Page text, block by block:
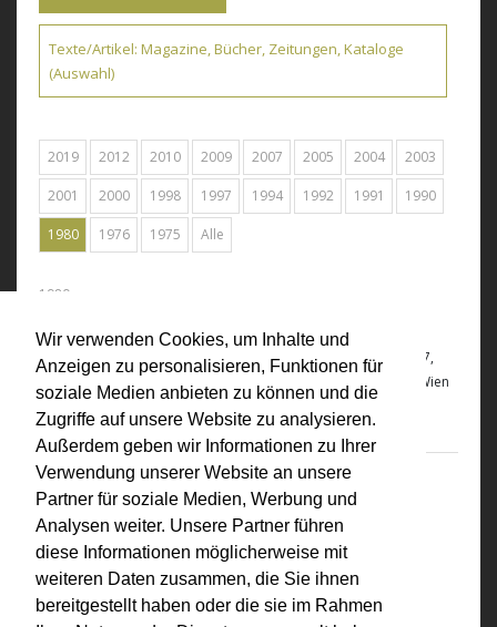
Wir verwenden Cookies, um Inhalte und
Anzeigen zu personalisieren, Funktionen für
soziale Medien anbieten zu können und die
Zugriffe auf unsere Website zu analysieren.
Außerdem geben wir Informationen zu Ihrer
Verwendung unserer Website an unsere
Partner für soziale Medien, Werbung und
Analysen weiter. Unsere Partner führen
diese Informationen möglicherweise mit
weiteren Daten zusammen, die Sie ihnen
bereitgestellt haben oder die sie im Rahmen
Texte/Artikel: Magazine, Bücher, Zeitungen, Kataloge
(Auswahl)
2019 2012 2010 2009 2007 2005 2004 2003
2001 2000 1998 1997 1994 1992 1991 1990
1980 1976 1975 Alle
1980
KÖRPERSPLITTER
. Band I. Konfigurationen. Fotografien 1968-77,
erschienen in der edition neue texte (Hsg. Heimrad Bäcker) Wien
1980
"VALIE EXPORT. Biennale di Venezia 1980
Austria"
Bundesministerium für Unterricht und Kunst.VALIE EXPORT.
Biennale di Venezia 1980 Austria, 1980